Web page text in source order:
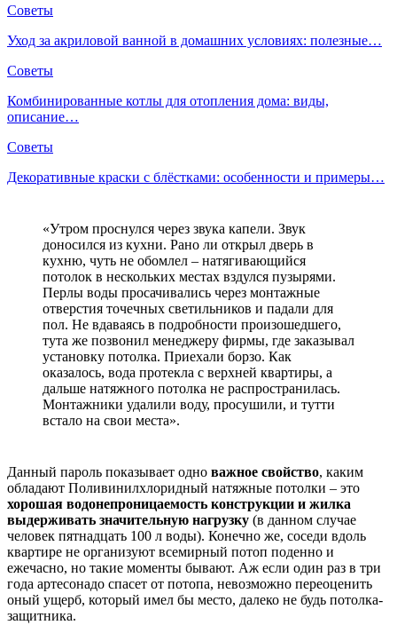
Советы
Уход за акриловой ванной в домашних условиях: полезные…
Советы
Комбинированные котлы для отопления дома: виды,
описание…
Советы
Декоративные краски с блёстками: особенности и примеры…
«Утром проснулся через звука капели. Звук
доносился из кухни. Рано ли открыл дверь в
кухню, чуть не обомлел – натягивающийся
потолок в нескольких местах вздулся пузырями.
Перлы воды просачивались через монтажные
отверстия точечных светильников и падали для
пол. Не вдаваясь в подробности произошедшего,
тута же позвонил менеджеру фирмы, где заказывал
установку потолка. Приехали борзо. Как
оказалось, вода протекла с верхней квартиры, а
дальше натяжного потолка не распространилась.
Монтажники удалили воду, просушили, и тутти
встало на свои места».
Данный пароль показывает одно важное свойство, каким
обладают Поливинилхлоридный натяжные потолки – это
хорошая водонепроницаемость конструкции и жилка
выдерживать значительную нагрузку (в данном случае
человек пятнадцать 100 л воды). Конечно же, соседи вдоль
квартире не организуют всемирный потоп поденно и
ежечасно, но такие моменты бывают. Аж если один раз в три
года артесонадо спасет от потопа, невозможно переоценить
оный ущерб, который имел бы место, далеко не будь потолка-
защитника.